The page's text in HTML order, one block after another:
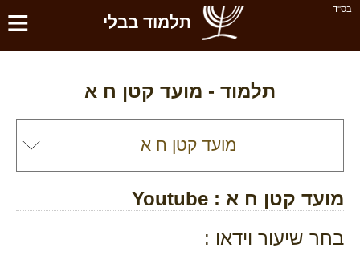
בס''ד ≡ תלמוד בבלי
תלמוד - מועד קטן ח א
מועד קטן ח א : Youtube
בחר שיעור וידאו :